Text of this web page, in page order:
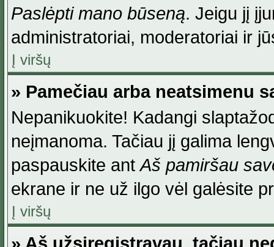
Paslėpti mano būseną. Jeigu jį
administratoriai, moderatoriai ir
Į viršų
» Pamečiau arba neatsimenu
Nepanikuokite! Kadangi
neįmanoma. Tačiau jį galima
paspauskite antAš pamiršau
ekrane ir ne už ilgo vėl galėsite
Į viršų